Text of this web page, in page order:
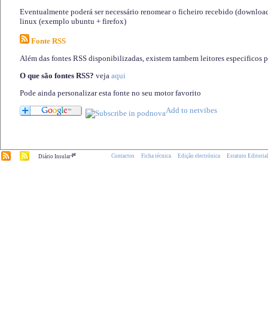
Eventualmente poderá ser necessário renomear o ficheiro recebido
linux (exemplo ubuntu + firefox)
Fonte RSS
Além das fontes RSS disponibilizadas, existem tambem leitores especificos
O que são fontes RSS? veja aqui
Pode ainda personalizar esta fonte no seu motor favorito
Diário Insular.pt Contactos Ficha técnica Edição electrónica Estatuto Editorial